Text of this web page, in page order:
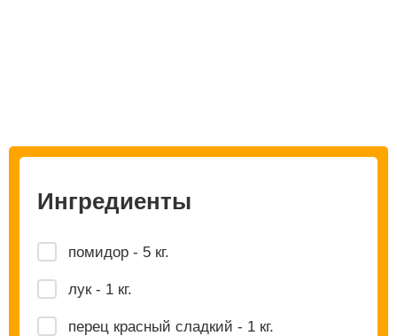
Ингредиенты
помидор - 5 кг.
лук - 1 кг.
перец красный сладкий - 1 кг.